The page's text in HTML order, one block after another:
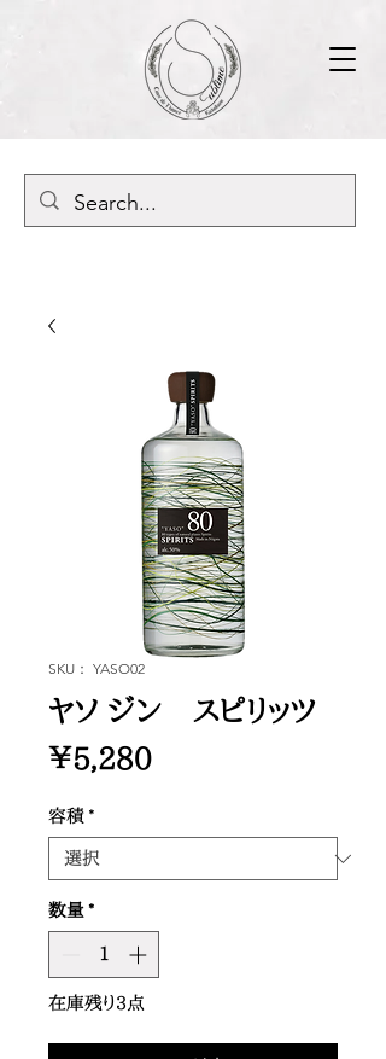
SKU： YASO02
ヤソ ジン スピリッツ
￥5,280価
容積 *
数量 *
在庫残り3点